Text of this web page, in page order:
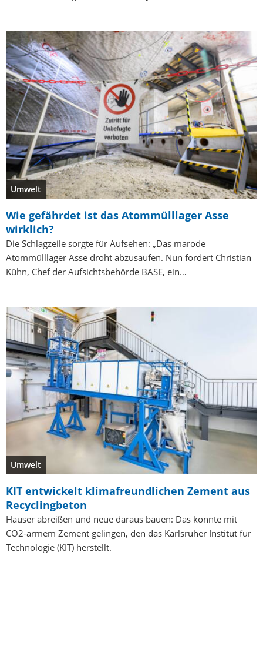
Umwelt
Wie gefährdet ist das Atommülllager Asse
wirklich?
Die Schlagzeile sorgte für Aufsehen: „Das marode
Atommülllager Asse droht abzusaufen. Nun fordert Christian
Kühn, Chef der Aufsichtsbehörde BASE, ein…
Umwelt
KIT entwickelt klimafreundlichen Zement aus
Recyclingbeton
Häuser abreißen und neue daraus bauen: Das könnte mit
CO2-armem Zement gelingen, den das Karlsruher Institut für
Technologie (KIT) herstellt.